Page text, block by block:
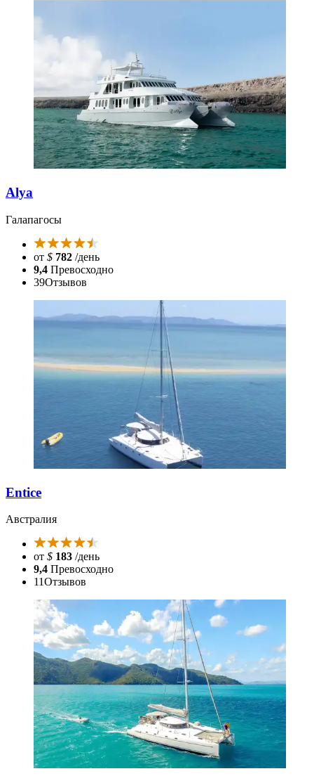
Alya
Галапагосы
от $ 782 /день
9,4 Превосходно
39Отзывов
Entice
Австралия
от $ 183 /день
9,4 Превосходно
11Отзывов